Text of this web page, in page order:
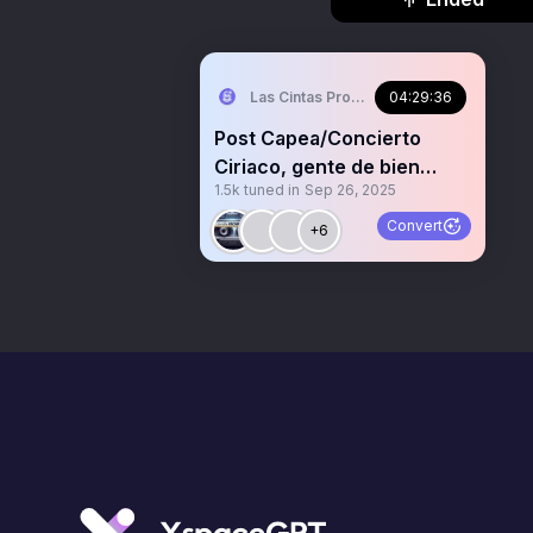
Las Cintas Prohibidas04:29:36
Post Capea/Concierto
Ciriaco, gente de bien
haciendo cosas: ESPAÑA
1.5k tuned in Sep 26, 2025
+6 Convert